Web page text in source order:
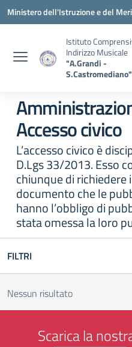
Vai ai contenuti
Vai al menu di navigazione
Vai al footer
Ministero dell'Istruzione e del
Istituto
Indirizzo Musicale
"A.Grandi -
S.Castromediano"
Accesso civico
L’accesso civico è
D.Lgs 33/2013. Esso
chiunque di richiedere
documento che le
hanno l’obbligo di
stata omessa la loro
FILTRI
Nessun risultato
Scarica la